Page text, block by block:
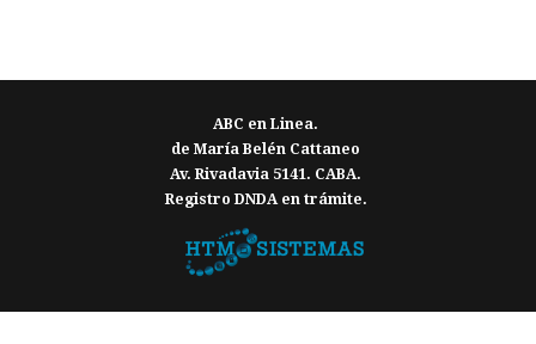
ABC en Linea.
de María Belén Cattaneo
Av. Rivadavia 5141. CABA.
Registro DNDA en trámite.